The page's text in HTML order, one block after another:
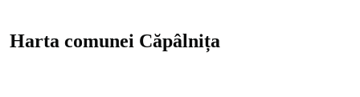
Harta comunei Căpâlnița